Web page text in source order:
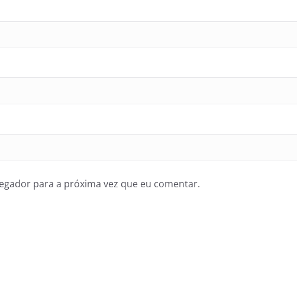
para a próxima vez que eu comentar.